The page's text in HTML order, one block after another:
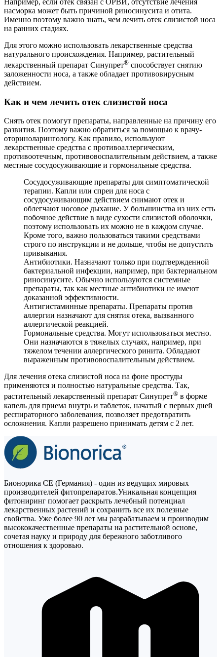
насморка может быть причиной риносинусита и отита.
Именно поэтому важно знать, чем лечить отек слизистой носа
на ранних стадиях.
Для этого можно использовать лекарственные средства
натурального происхождения. Например, растительный
лекарственный препарат Синупрет® способствует снятию
заложенности носа, а также обладает противовирусным
действием.
Как и чем лечить отек слизистой носа
Снять отек помогут препараты, направленные на причину его
развития. Поэтому важно обратиться за помощью к врачу-
оториноларингологу. Как правило, используют
лекарственные средства с противоаллергическим,
противоотечным, противовоспалительным действием, а также
местные сосудосуживающие и гормональные средства.
Сосудосуживающие препараты для симптоматической
терапии. Капли или спреи для носа с
сосудосуживающим действием снимают отек и
облегчают носовое дыхание. У большинства из них есть
побочное действие в виде сухости слизистой оболочки,
поэтому использовать их можно не в каждом случае.
Кроме того, важно пользоваться такими средствами
строго по инструкции и не дольше, чтобы не допустить
привыкания.
Антибиотики. Назначают только при подтвержденной
бактериальной инфекции, например, при бактериальном
риносинусите. Обычно используются системные
препараты, так как местные антибиотики не имеют
доказанной эффективности.
Антигистаминные препараты. Препараты против
аллергии назначают для снятия отека, вызванного
аллергической реакцией.
Гормональные средства. Могут использоваться местно.
Они назначаются в тяжелых случаях, например, при
тяжелом течении аллергического ринита. Обладают
выраженным противовоспалительным действием.
Для лечения отека слизистой носа на фоне простуды
применяются и полностью натуральные средства. Так,
растительный лекарственный препарат Синупрет® в форме
капель для приема внутрь и таблеток, начатый с первых дней
респираторного заболевания, позволяет предотвратить
осложнения. Капли разрешено принимать детям с 2 лет.
Бионорика СЕ (Германия) - один из ведущих мировых
производителей фитопрепаратов.Уникальная концепция
фитониринг помогает раскрыть лечебный потенциал
лекарственных растений и сохранить все их полезные
свойства. Уже более 90 лет мы разрабатываем и производим
высококачественные препараты на растительной основе,
сочетая науку и природу для бережного заботливого
отношения к здоровью.